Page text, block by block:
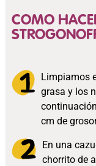
COMO
Limpiamos
grasa y los
cm de
En una
chorrito de